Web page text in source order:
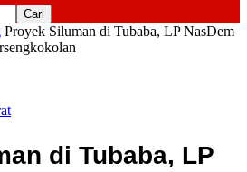
Proyek Siluman di Tubaba, LP NasDem
di Tubaba, LP